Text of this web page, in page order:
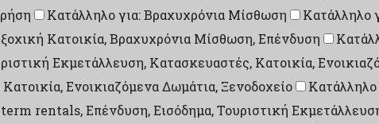
Κατάλληλο για: Βραχυχρόνια Μίσθωση Κατάλληλο
Κατοικία, Βραχυχρόνια Μίσθωση, Επένδυση
Εκμετάλλευση, Κατασκευαστές, Κατοικία,
Ενοικιαζόμενα Δωμάτια, Ξενοδοχείο
rentals, Επένδυση, Εισόδημα, Τουριστική